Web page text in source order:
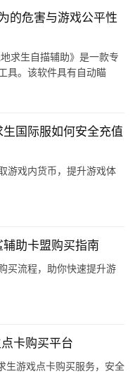
的危害与游戏公平性
求生自描辅助》是一款专
具。该软件具有自动瞄
国际服如何安全充值
游戏内货币，提升游戏体
助卡盟购买指南
买流程，助你快速提升游
卡购买平台
生游戏点卡购买服务，安全